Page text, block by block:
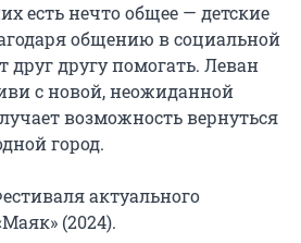
есть нечто общее — детские
общению в социальной
друг другу помогать. Леван
с новой, неожиданной
возможность вернуться
город.
актуального
(2024).